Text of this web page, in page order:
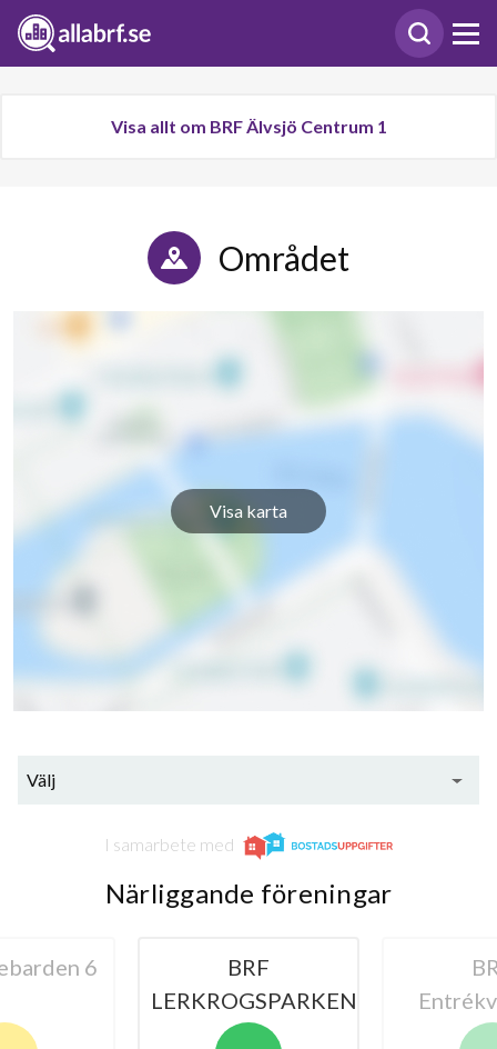
Visa allt om BRF Älvsjö Centrum 1
Området
Visa karta
Välj
I samarbete med
Närliggande föreningar
6
BRF
LERKROGSPARKEN